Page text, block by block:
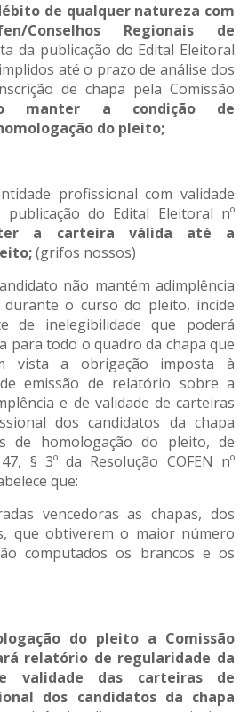
de qualquer natureza com
Conselhos Regionais de
da publicação do Edital Eleitoral
até o prazo de análise dos
de chapa pela Comissão
manter a condição de
do pleito;
profissional com validade
do Edital Eleitoral nº
a carteira válida até a
(grifos nossos)
não mantém adimplência
o curso do pleito, incide
de inelegibilidade que poderá
para todo o quadro da chapa que
vista a obrigação imposta à
emissão de relatório sobre a
e de validade de carteiras
dos candidatos da chapa
de homologação do pleito, de
§ 3º da Resolução COFEN nº
que:
vencedoras as chapas, dos
que obtiverem o maior número
computados os brancos e os
do pleito a Comissão
relatório de regularidade da
validade das carteiras de
dos candidatos da chapa